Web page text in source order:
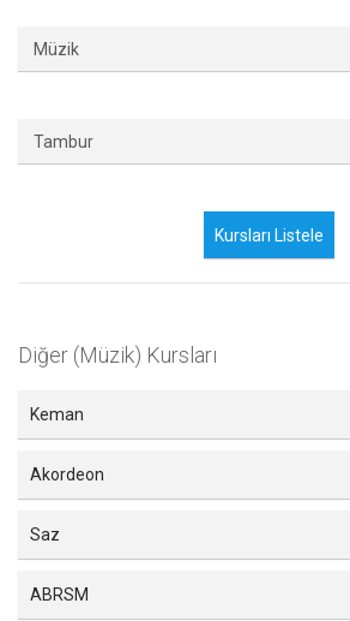
Diğer (Müzik) Kursları
Keman
Akordeon
Saz
ABRSM